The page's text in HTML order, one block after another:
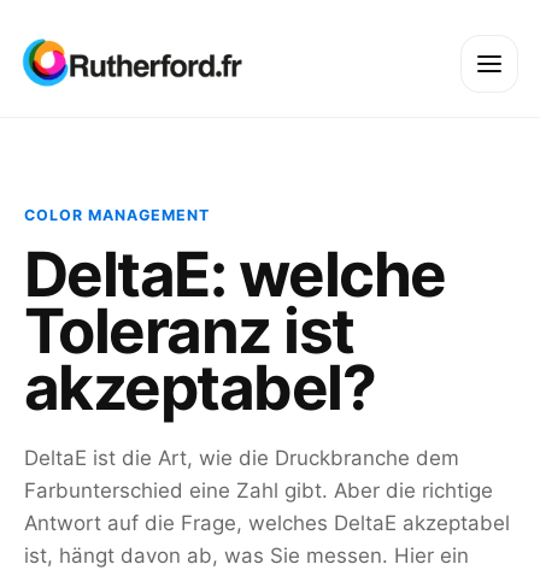
COLOR MANAGEMENT
DeltaE: welche
Toleranz ist
akzeptabel?
DeltaE ist die Art, wie die Druckbranche dem
Farbunterschied eine Zahl gibt. Aber die richtige
Antwort auf die Frage, welches DeltaE akzeptabel
ist, hängt davon ab, was Sie messen. Hier ein